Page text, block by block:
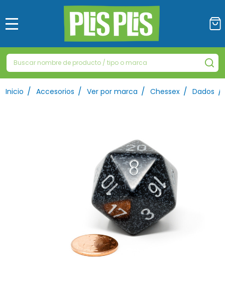
Buscar
Inicio / Accesorios / Ver por marca / Chessex / Dados /